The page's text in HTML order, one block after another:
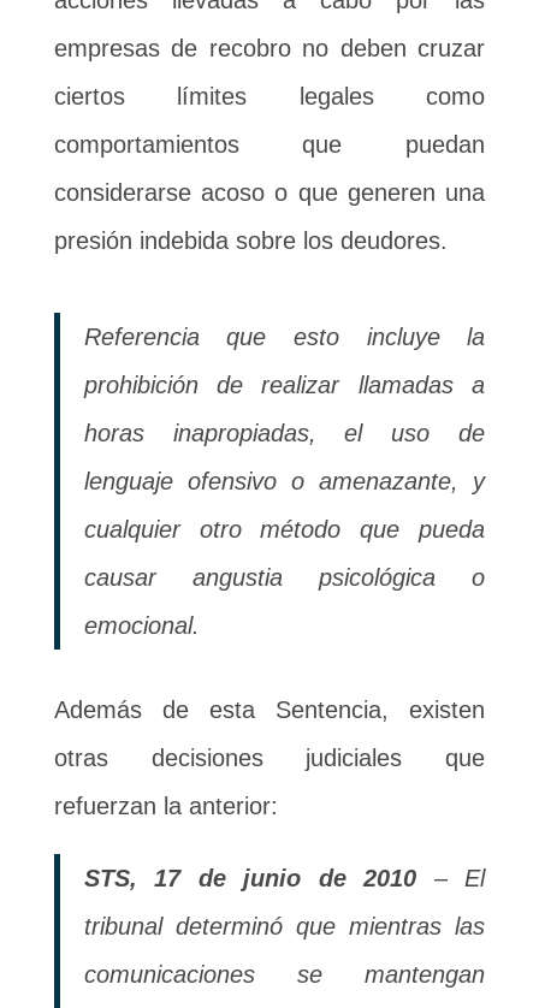
empresas de recobro no deben cruzar
ciertos límites legales como
comportamientos que puedan
considerarse acoso o que generen una
presión indebida sobre los deudores.
Referencia que esto incluye la
prohibición de realizar llamadas a
horas inapropiadas, el uso de
lenguaje ofensivo o amenazante, y
cualquier otro método que pueda
causar angustia psicológica o
emocional.
Además de esta Sentencia, existen
otras decisiones judiciales que
refuerzan la anterior:
STS, 17 de junio de 2010 – El
tribunal determinó que mientras las
comunicaciones se mantengan